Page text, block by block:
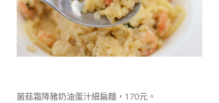
菌菇霜降豬奶油蛋汁細扁麵，170元。